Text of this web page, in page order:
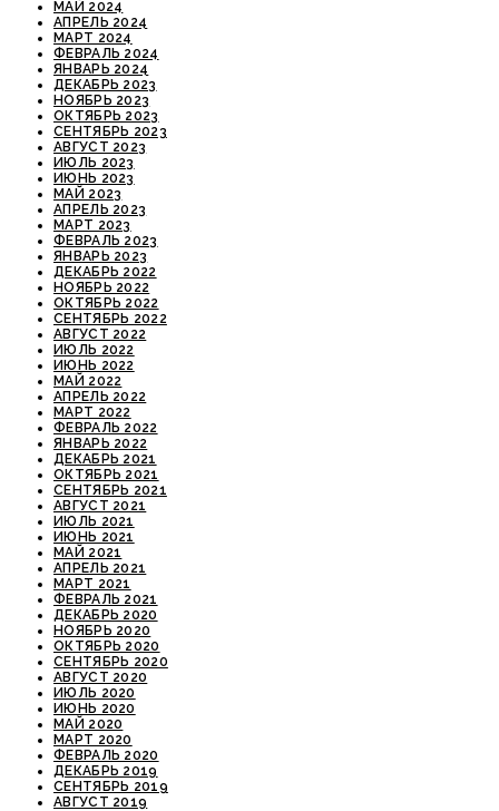
МАЙ 2024
АПРЕЛЬ 2024
МАРТ 2024
ФЕВРАЛЬ 2024
ЯНВАРЬ 2024
ДЕКАБРЬ 2023
НОЯБРЬ 2023
ОКТЯБРЬ 2023
СЕНТЯБРЬ 2023
АВГУСТ 2023
ИЮЛЬ 2023
ИЮНЬ 2023
МАЙ 2023
АПРЕЛЬ 2023
МАРТ 2023
ФЕВРАЛЬ 2023
ЯНВАРЬ 2023
ДЕКАБРЬ 2022
НОЯБРЬ 2022
ОКТЯБРЬ 2022
СЕНТЯБРЬ 2022
АВГУСТ 2022
ИЮЛЬ 2022
ИЮНЬ 2022
МАЙ 2022
АПРЕЛЬ 2022
МАРТ 2022
ФЕВРАЛЬ 2022
ЯНВАРЬ 2022
ДЕКАБРЬ 2021
ОКТЯБРЬ 2021
СЕНТЯБРЬ 2021
АВГУСТ 2021
ИЮЛЬ 2021
ИЮНЬ 2021
МАЙ 2021
АПРЕЛЬ 2021
МАРТ 2021
ФЕВРАЛЬ 2021
ДЕКАБРЬ 2020
НОЯБРЬ 2020
ОКТЯБРЬ 2020
СЕНТЯБРЬ 2020
АВГУСТ 2020
ИЮЛЬ 2020
ИЮНЬ 2020
МАЙ 2020
МАРТ 2020
ФЕВРАЛЬ 2020
ДЕКАБРЬ 2019
СЕНТЯБРЬ 2019
АВГУСТ 2019